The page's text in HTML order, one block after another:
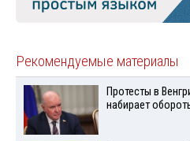
Рекомендуемые материалы
Протесты в
набирает